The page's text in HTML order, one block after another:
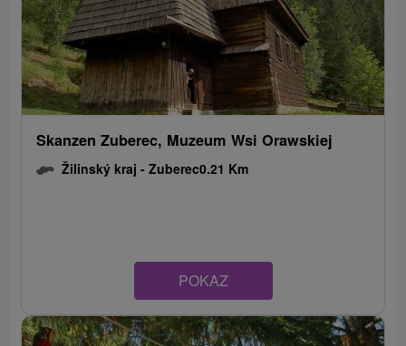
Skanzen Zuberec, Muzeum Wsi Orawskiej
Žilinský kraj -Zuberec0.21 Km
POKAZ